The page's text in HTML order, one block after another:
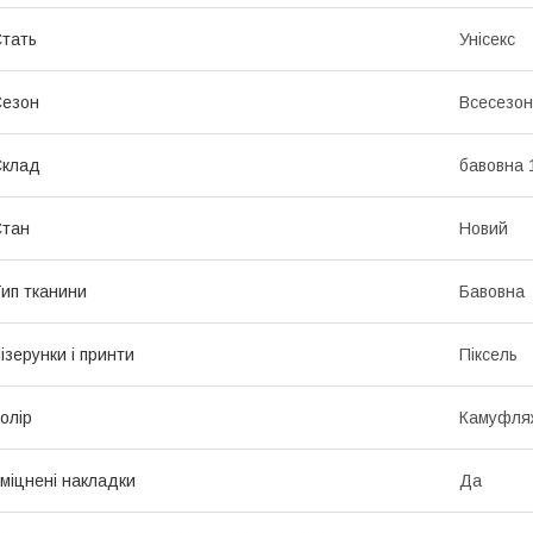
Унісекс
бавовна
Новий
тканини Бавовна
і принти Піксель
накладки Да